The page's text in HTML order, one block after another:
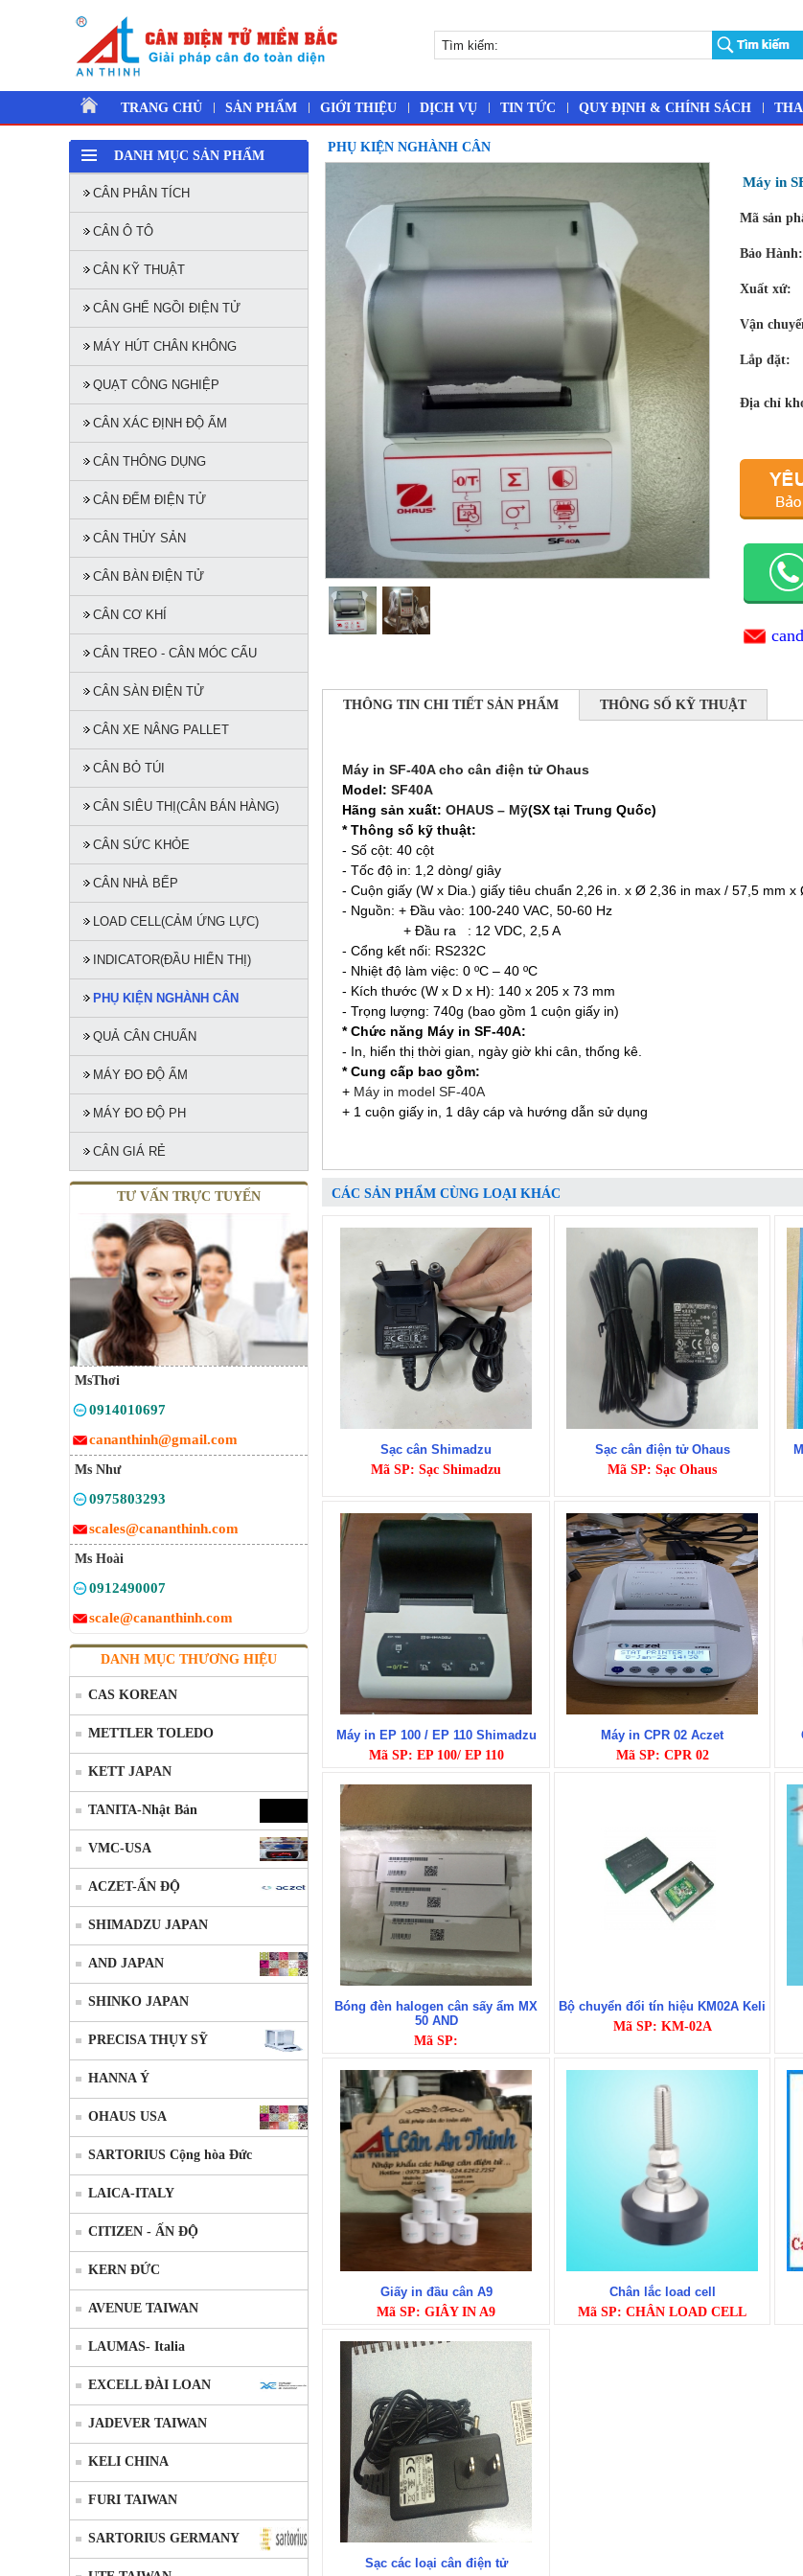
TRANG CHỦ SẢN PHẨM GIỚI THIỆU DỊCH VỤ TIN TỨC QUY ĐỊNH & CHÍNH SÁCH
DANH MỤC SẢN PHẨM
CÂN PHÂN TÍCH
CÂN Ô TÔ
CÂN KỸ THUẬT
CÂN GHẾ NGỒI ĐIỆN TỬ
MÁY HÚT CHÂN KHÔNG
QUẠT CÔNG NGHIỆP
CÂN XÁC ĐỊNH ĐỘ ẨM
CÂN THÔNG DỤNG
CÂN ĐẾM ĐIỆN TỬ
CÂN THỦY SẢN
CÂN BÀN ĐIỆN TỬ
CÂN CƠ KHÍ
CÂN TREO - CÂN MÓC CẨU
CÂN SÀN ĐIỆN TỬ
CÂN XE NÂNG PALLET
CÂN BỎ TÚI
CÂN SIÊU THỊ(CÂN BÁN HÀNG)
CÂN SỨC KHỎE
CÂN NHÀ BẾP
LOAD CELL(CẢM ỨNG LỰC)
INDICATOR(ĐẦU HIỂN THỊ)
PHỤ KIỆN NGHÀNH CÂN
QUẢ CÂN CHUẨN
MÁY ĐO ĐỘ ẨM
MÁY ĐO ĐỘ PH
CÂN GIÁ RẺ
TƯ VẤN TRỰC TUYẾN
MsThơi
0914010697
cananthinh@gmail.com
Ms Như
0975803293
scales@cananthinh.com
Ms Hoài
0912490007
scale@cananthinh.com
DANH MỤC THƯƠNG HIỆU
CAS KOREAN
METTLER TOLEDO
KETT JAPAN
TANITA-Nhật Bản
VMC-USA
ACZET-ẤN ĐỘ
SHIMADZU JAPAN
AND JAPAN
SHINKO JAPAN
PRECISA THỤY SỸ
HANNA Ý
OHAUS USA
SARTORIUS Cộng hòa Đức
LAICA-ITALY
CITIZEN - ẤN ĐỘ
KERN ĐỨC
AVENUE TAIWAN
LAUMAS- Italia
EXCELL ĐÀI LOAN
JADEVER TAIWAN
KELI CHINA
FURI TAIWAN
SARTORIUS GERMANY
PHỤ KIỆN NGHÀNH CÂN
Máy in
Mã sản
Bảo Hành:
Xuất xứ:
Vận
Lắp đặt:
Địa chỉ
THÔNG TIN CHI TIẾT SẢN PHẨM THÔNG SỐ KỸ THUẬT
Máy in SF-40A cho cân điện tử Ohaus
Model: SF40A
Hãng sản xuất: OHAUS – Mỹ(SX tại Trung Quốc)
* Thông số kỹ thuật:
- Số cột: 40 cột
- Tốc độ in: 1,2 dòng/ giây
- Cuộn giấy (W x Dia.) giấy tiêu chuẩn 2,26 in. x Ø 2,36 in max / 57,5 mm x
- Nguồn: + Đầu vào: 100-240 VAC, 50-60 Hz
+ Đầu ra : 12 VDC, 2,5 A
- Cổng kết nối: RS232C
- Nhiệt độ làm việc: 0 ºC – 40 ºC
- Kích thước (W x D x H): 140 x 205 x 73 mm
- Trọng lượng: 740g (bao gồm 1 cuộn giấy in)
* Chức năng Máy in SF-40A:
- In, hiển thị thời gian, ngày giờ khi cân, thống kê.
* Cung cấp bao gồm:
+ Máy in model SF-40A
+ 1 cuộn giấy in, 1 dây cáp và hướng dẫn sử dụng
CÁC SẢN PHẨM CÙNG LOẠI KHÁC
Sạc cân Shimadzu
Mã SP: Sạc Shimadzu
Sạc cân điện tử Ohaus
Mã SP: Sạc Ohaus
Máy in EP 100 / EP 110 Shimadzu
Mã SP: EP 100/ EP 110
Máy in CPR 02 Aczet
Mã SP: CPR 02
Bóng đèn halogen cân sấy ẩm MX
50 AND
Mã SP:
Bộ chuyển đổi tín hiệu KM02A Keli
Mã SP: KM-02A
Giấy in đầu cân A9
Mã SP: GIÂY IN A9
Chân lắc load cell
Mã SP: CHÂN LOAD CELL
Sạc các loại cân điện tử